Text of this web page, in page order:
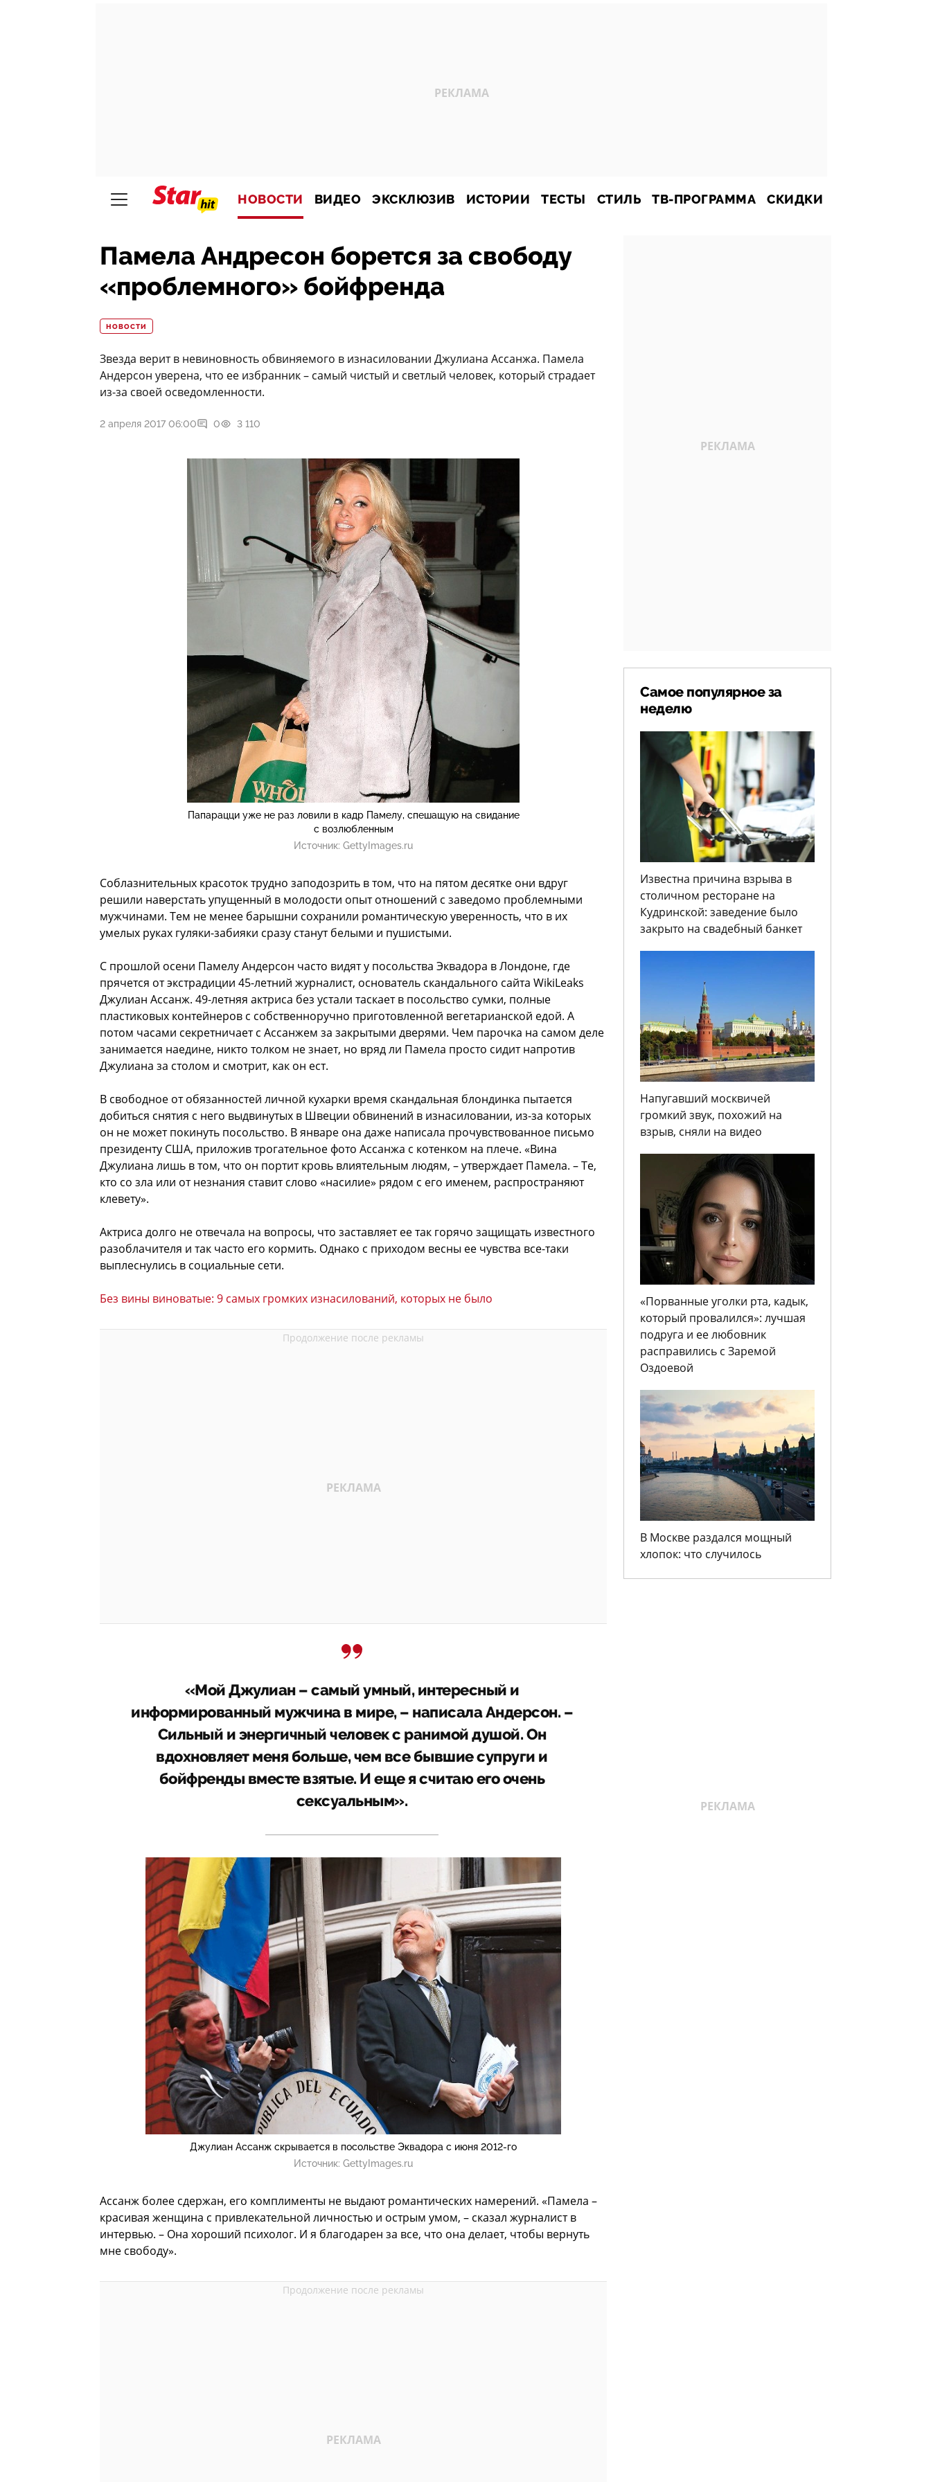
НОВОСТИ ВИДЕО ЭКСКЛЮЗИВ ИСТОРИИ ТЕСТЫ СТИЛЬ ТВ-ПРОГРАММА СКИДКИ
Памела Андресон борется за свободу
«проблемного» бойфренда
НОВОСТИ
Звезда верит в невиновность обвиняемого в изнасиловании Джулиана Ассанжа. Памела
Андерсон уверена, что ее избранник – самый чистый и светлый человек, который страдает
из-за своей осведомленности.
2 апреля 2017 06:00 0 3 110
Папарацци уже не раз ловили в кадр Памелу, спешащую на свидание
с возлюбленным
Источник: GettyImages.ru
Соблазнительных красоток трудно заподозрить в том, что на пятом десятке они вдруг
решили наверстать упущенный в молодости опыт отношений с заведомо проблемными
мужчинами. Тем не менее барышни сохранили романтическую уверенность, что в их
умелых руках гуляки-забияки сразу станут белыми и пушистыми.
С прошлой осени Памелу Андерсон часто видят у посольства Эквадора в Лондоне, где
прячется от экстрадиции 45-летний журналист, основатель скандального сайта WikiLeaks
Джулиан Ассанж. 49-летняя актриса без устали таскает в посольство сумки, полные
пластиковых контейнеров с собственноручно приготовленной вегетарианской едой. А
потом часами секретничает с Ассанжем за закрытыми дверями. Чем парочка на самом деле
занимается наедине, никто толком не знает, но вряд ли Памела просто сидит напротив
Джулиана за столом и смотрит, как он ест.
В свободное от обязанностей личной кухарки время скандальная блондинка пытается
добиться снятия с него выдвинутых в Швеции обвинений в изнасиловании, из-за которых
он не может покинуть посольство. В январе она даже написала прочувствованное письмо
президенту США, приложив трогательное фото Ассанжа с котенком на плече. «Вина
Джулиана лишь в том, что он портит кровь влиятельным людям, – утверждает Памела. – Те,
кто со зла или от незнания ставит слово «насилие» рядом с его именем, распространяют
клевету».
Актриса долго не отвечала на вопросы, что заставляет ее так горячо защищать известного
разоблачителя и так часто его кормить. Однако с приходом весны ее чувства все-таки
выплеснулись в социальные сети.
Без вины виноватые: 9 самых громких изнасилований, которых не было
«Мой Джулиан – самый умный, интересный и
информированный мужчина в мире, – написала Андерсон. –
Сильный и энергичный человек с ранимой душой. Он
вдохновляет меня больше, чем все бывшие супруги и
бойфренды вместе взятые. И еще я считаю его очень
сексуальным».
Джулиан Ассанж скрывается в посольстве Эквадора с июня 2012-го
Источник: GettyImages.ru
Ассанж более сдержан, его комплименты не выдают романтических намерений. «Памела –
красивая женщина с привлекательной личностью и острым умом, – сказал журналист в
интервью. – Она хороший психолог. И я благодарен за все, что она делает, чтобы вернуть
мне свободу».
Самое популярное за
неделю
Известна причина взрыва в
столичном ресторане на
Кудринской: заведение было
закрыто на свадебный банкет
Напугавший москвичей
громкий звук, похожий на
взрыв, сняли на видео
«Порванные уголки рта, кадык,
который провалился»: лучшая
подруга и ее любовник
расправились с Заремой
Оздоевой
В Москве раздался мощный
хлопок: что случилось